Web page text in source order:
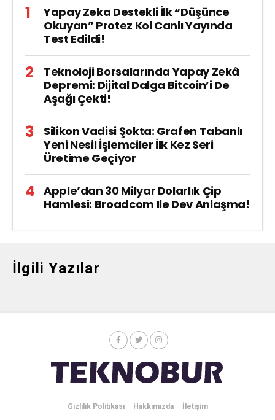
Yapay Zeka Destekli İlk “Düşünce
Okuyan” Protez Kol Canlı Yayında
Test Edildi!
Teknoloji Borsalarında Yapay Zekâ
Depremi: Dijital Dalga Bitcoin’i De
Aşağı Çekti!
Silikon Vadisi Şokta: Grafen Tabanlı
Yeni Nesil İşlemciler İlk Kez Seri
Üretime Geçiyor
Apple’dan 30 Milyar Dolarlık Çip
Hamlesi: Broadcom Ile Dev Anlaşma!
İlgili Yazılar
Gizlilik Politikası Hakkımızda İletişim